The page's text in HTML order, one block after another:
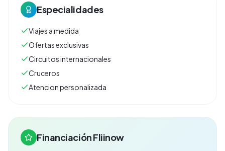
Especialidades
Viajes a medida
Ofertas exclusivas
Circuitos internacionales
Cruceros
Atencion personalizada
Financiación Fliinow